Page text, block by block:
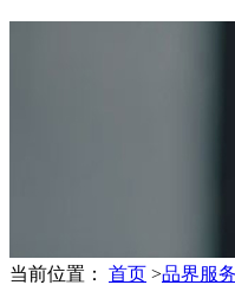
当前位置： 首页 >品界服务